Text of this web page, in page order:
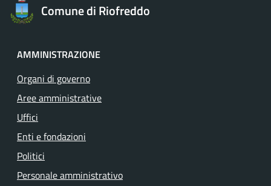
Comune di Riofreddo
AMMINISTRAZIONE
Organi di governo
Aree amministrative
Uffici
Enti e fondazioni
Politici
Personale amministrativo